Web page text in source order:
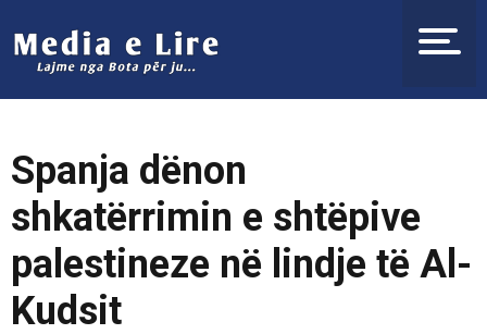
Spanja dënon
shkatërrimin e shtëpive
palestineze në lindje të Al-
Kudsit